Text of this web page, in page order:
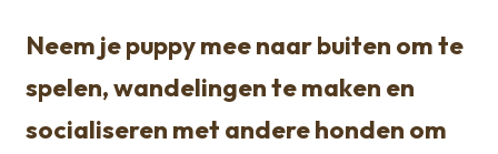
Neem je puppy mee naar buiten om te
spelen, wandelingen te maken en
socialiseren met andere honden om